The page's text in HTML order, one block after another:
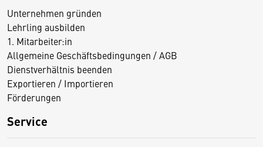
Unternehmen gründen
Lehrling ausbilden
1. Mitarbeiter:in
Allgemeine Geschäftsbedingungen / AGB
Dienstverhältnis beenden
Exportieren / Importieren
Förderungen
Service